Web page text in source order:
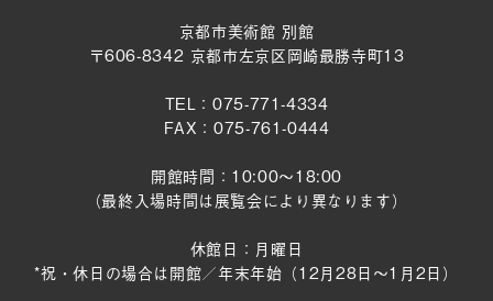
京都市美術館 別館
〒606-8342 京都市左京区岡崎最勝寺町13
TEL：075-771-4334
FAX：075-761-0444
開館時間：10:00～18:00
（最終入場時間は展覧会により異なります）
休館日：月曜日
*祝・休日の場合は開館／年末年始（12月28日〜1月2日）